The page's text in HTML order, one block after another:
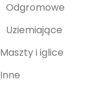
Odgromowe
Uziemiające
Maszty i iglice
Inne